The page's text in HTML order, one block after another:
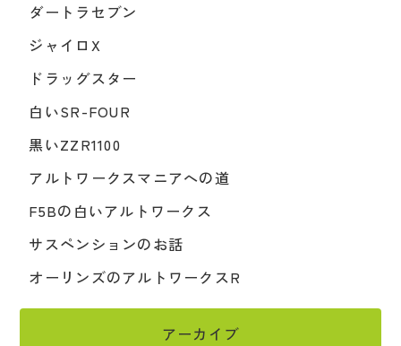
ダートラセブン
ジャイロX
ドラッグスター
白いSR-FOUR
黒いZZR1100
アルトワークスマニアへの道
F5Bの白いアルトワークス
サスペンションのお話
オーリンズのアルトワークスR
アーカイブ